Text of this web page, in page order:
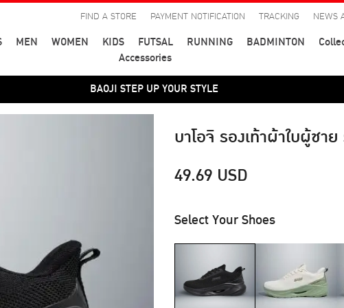
FIND A STORE PAYMENT NOTIFICATION TRACKING NEWS
MEN WOMEN KIDS FUTSAL RUNNING BADMINTON
Accessories
BAOJI STEP UP YOUR STYLE
BAOJI STEP UP YOUR STYLE
บาโอจิ รองเท้าผ้าใบผู้ชา
49.69 USD
Select Your Shoes